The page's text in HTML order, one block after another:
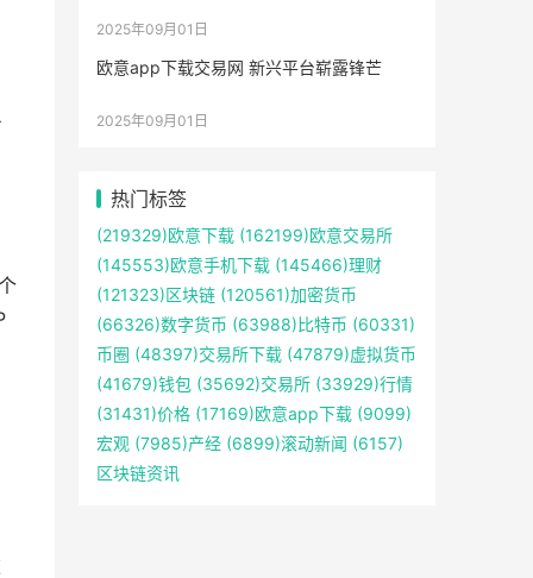
2025年09月01日
欧意app下载交易网 新兴平台崭露锋芒
2025年09月01日
热门标签
(219329)欧意下载 (162199)欧意交易所
(145553)欧意手机下载 (145466)理财
(121323)区块链 (120561)加密货币
(66326)数字货币 (63988)比特币 (60331)
币圈 (48397)交易所下载 (47879)虚拟货币
(41679)钱包 (35692)交易所 (33929)行情
(31431)价格 (17169)欧意app下载 (9099)
宏观 (7985)产经 (6899)滚动新闻 (6157)
区块链资讯